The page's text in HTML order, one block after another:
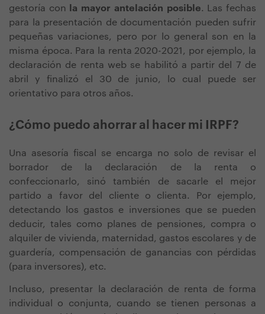
gestoría con
la mayor antelación posible. Las fechas
para la presentación de documentación pueden sufrir
pequeñas variaciones, pero por lo general son en la
misma época. Para la renta 2020-2021, por ejemplo, la
declaración de renta web se habilitó a partir del 7 de
abril y finalizó el 30 de junio, lo cual puede ser
orientativo para otros años.
¿Cómo puedo ahorrar al hacer mi IRPF?
Una asesoría fiscal se encarga no solo de revisar el
borrador de la declaración de la renta o
confeccionarlo, sinó también de sacarle el mejor
partido a favor del cliente o clienta. Por ejemplo,
detectando los gastos e inversiones que se pueden
deducir, tales como planes de pensiones, compra o
alquiler de vivienda, maternidad, gastos escolares y de
guardería, compensación de ganancias con pérdidas
(para inversores), etc.
Incluso, presentar la declaración de renta de forma
individual o conjunta, cuando se tienen personas a